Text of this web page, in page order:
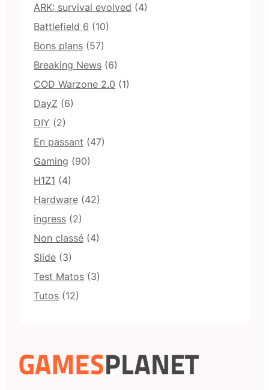
ARK: survival evolved (4)
Battlefield 6 (10)
Bons plans (57)
Breaking News (6)
COD Warzone 2.0 (1)
DayZ (6)
DIY (2)
En passant (47)
Gaming (90)
H1Z1 (4)
Hardware (42)
ingress (2)
Non classé (4)
Slide (3)
Test Matos (3)
Tutos (12)